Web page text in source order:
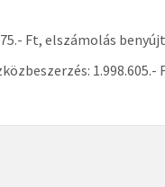
Ft, elszámolás
1.998.605.-